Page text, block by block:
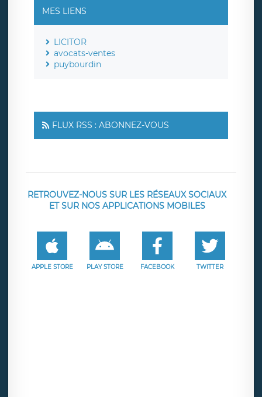
MES LIENS
LICITOR
avocats-ventes
puybourdin
FLUX RSS : ABONNEZ-VOUS
RETROUVEZ-NOUS SUR LES RÉSEAUX SOCIAUX
ET SUR NOS APPLICATIONS MOBILES
APPLE STORE PLAY STORE FACEBOOK TWITTER